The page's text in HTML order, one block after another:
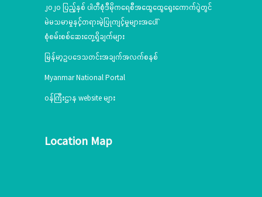
၂၀၂၀ ပြည့်နှစ် ပါတီစုံဒီမိုကရေစီအထွေထွေရွေးကောက်ပွဲတွင်
မဲမသမာမှုနှင့်တရားမဲ့ပြုကျင့်မှုများအပေါ်
စုံစမ်းစစ်ဆေးတွေ့ရှိချက်များ
မြန်မာ့ဥပဒေသတင်းအချက်အလက်စနစ်
Myanmar National Portal
ဝန်ကြီးဌာန website များ
Location Map